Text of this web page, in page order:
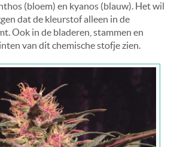
(bloem) en kyanos (blauw). Het wil
dat de kleurstof alleen in de
Ook in de bladeren, stammen en
van dit chemische stofje zien.